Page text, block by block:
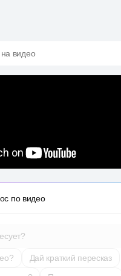
на видео
по видео
Дай краткий пересказ